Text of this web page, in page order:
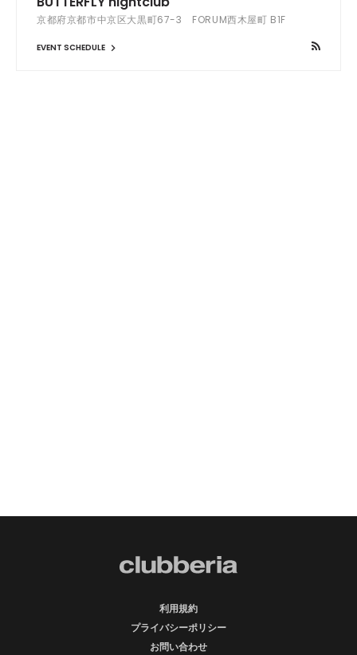
京都府京都市中京区大黒町67-3 FORUM西木屋町 B1F
EVENT SCHEDULE
利用規約
プライバシーポリシー
お問い合わせ